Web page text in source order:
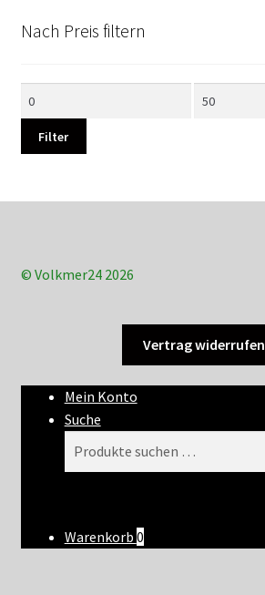
Nach Preis filtern
Filter
© Volkmer24 2026
Vertrag widerrufen
Mein Konto
Suche
Warenkorb 0